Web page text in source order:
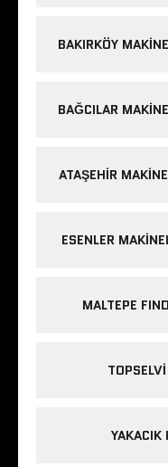
BAKIRKÖY
BAĞCILAR
ATAŞEHIR
ESENLER
MALTEPE
YAKACIK